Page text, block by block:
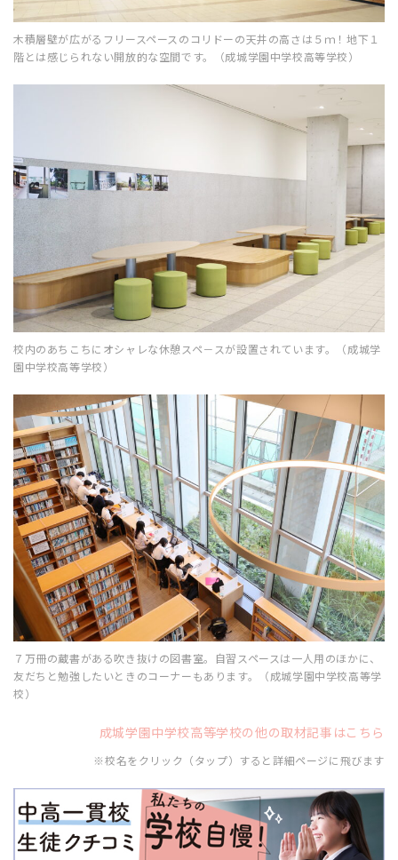
木積層壁が広がるフリースペースのコリドーの天井の高さは５ｍ！地下１
階とは感じられない開放的な空間です。（成城学園中学校高等学校）
校内のあちこちにオシャレな休憩スペ－スが設置されています。（成城学
園中学校高等学校）
７万冊の蔵書がある吹き抜けの図書室。自習スペースは一人用のほかに、
友だちと勉強したいときのコーナーもあります。（成城学園中学校高等学
校）
成城学園中学校高等学校の他の取材記事はこちら
※校名をクリック（タップ）すると詳細ページに飛びます